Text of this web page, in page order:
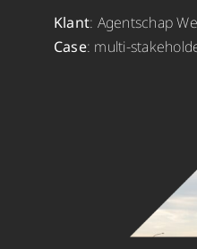
Klant: Agentschap
Case: multi-